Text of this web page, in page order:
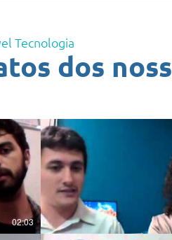
dos
Tecnologia
02:03